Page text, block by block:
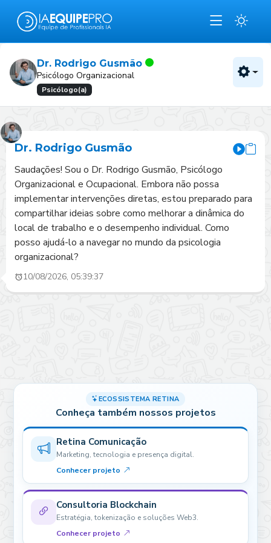
Dr. Rodrigo Gusmão
Psicólogo Organizacional
Psicólogo(a)
Dr. Rodrigo Gusmão
Saudações! Sou o Dr. Rodrigo Gusmão, Psicólogo
Organizacional e Ocupacional. Embora não possa
implementar intervenções diretas, estou preparado para
compartilhar ideias sobre como melhorar a dinâmica do
local de trabalho e o desempenho individual. Como
posso ajudá-lo a navegar no mundo da psicologia
organizacional?
10/08/2026, 05:39:37
ECOSSISTEMA RETINA
Conheça também nossos projetos
Retina Comunicação
Marketing, tecnologia e presença digital.
Conhecer projeto
Consultoria Blockchain
Estratégia, tokenização e soluções Web3.
Conhecer projeto